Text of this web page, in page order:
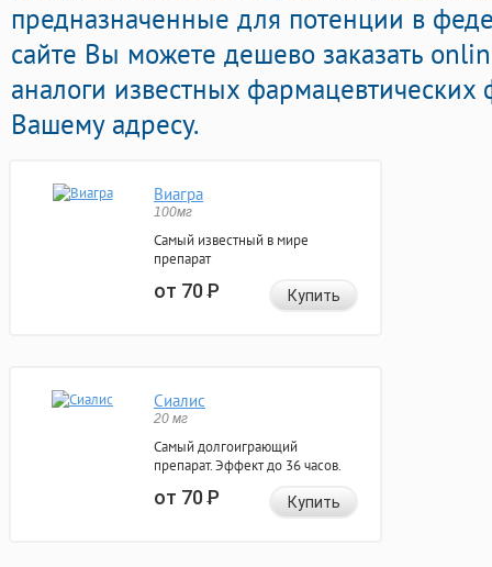
предназначенные для потенции в
сайте Вы можете дешево заказать
аналоги известных
Вашему адресу.
Виагра
100мг
Самый известный в мире
препарат
от 70Р Купить
Сиалис
20 мг
Самый долгоиграющий
препарат. Эффект до 36 часов.
от 70Р Купить